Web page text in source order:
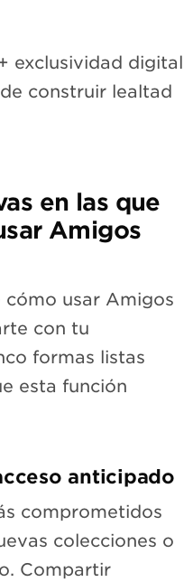
exclusividad digital
construir lealtad
en las que
Amigos
cómo usar Amigos
con tu
formas listas
esta función
anticipado
comprometidos
colecciones o
Compartir